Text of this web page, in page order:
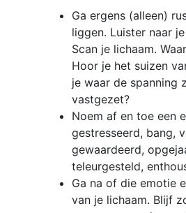
Ga ergens (alleen)
liggen. Luister naar
Scan je lichaam.
Hoor je het suizen
je waar de spanning
vastgezet?
Noem af en toe een
gestresseerd, bang,
gewaardeerd,
teleurgesteld,
Ga na of die emotie
van je lichaam. Blijf